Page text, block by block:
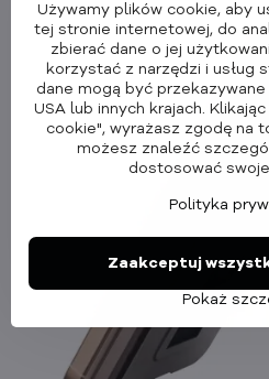
Używamy plików cookie, aby
tej stronie internetowej, do
zbierać dane o jej
korzystać z narzędzi i usług
dane mogą być
USA lub innych krajach.
cookie", wyrażasz zgodę na
możesz znaleźć
dostosować
Polityka
Pokaż
Zaakceptuj